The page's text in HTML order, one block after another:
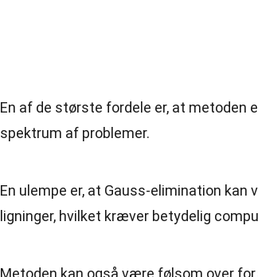
En af de største fordele er, at metoden
spektrum af problemer.
En ulempe er, at Gauss-elimination kan
ligninger, hvilket kræver betydelig
Metoden kan også være følsom over for